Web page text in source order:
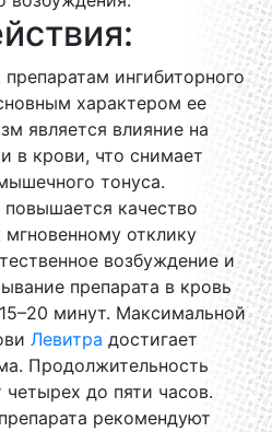
ингибиторного
характером ее
является влияние на
в крови, что снимает
тонуса.
качество
мгновенному отклику
возбуждение и
препарата в кровь
минут. Максимальной
Левитра достигает
Продолжительность
четырех до пяти часов.
рекомендуют